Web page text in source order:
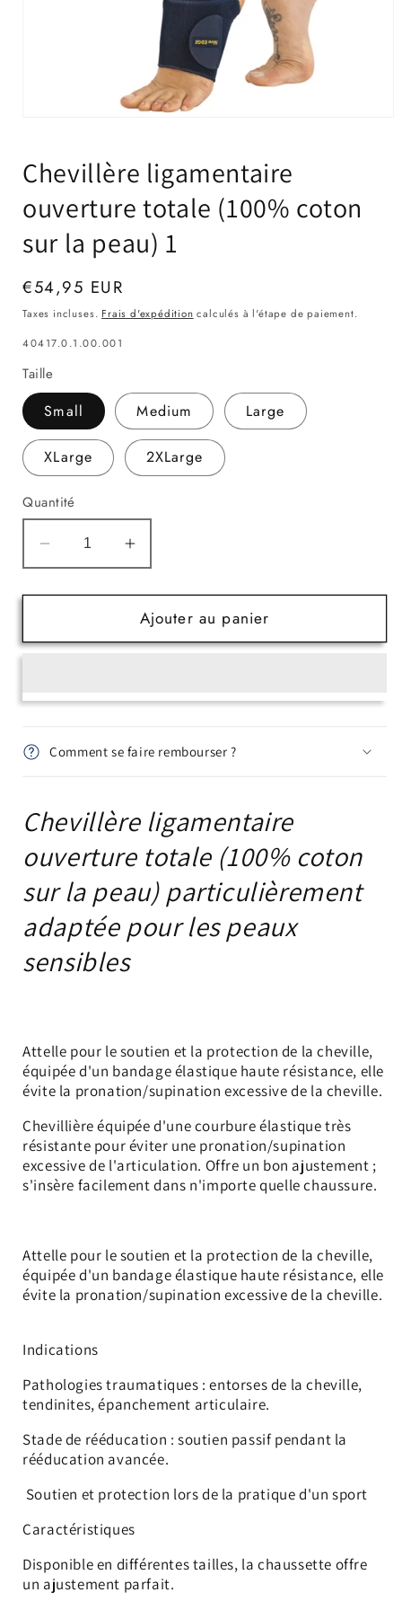
1
dans
fenêtre
modale
Chevillère ligamentaire
ouverture totale (100% coton
sur la peau) 1
Prix
habituel
€54,95 EUR
Taxes incluses. Frais d'expédition calculés à l'étape de paiement.
SKU:
40417.0.1.00.001
Taille
Small Medium Large
XLarge 2XLarge
Quantité
Réduire
la
quantité
Chevillère
totale
coton
peau)
1
Augmenter
la
quantité
de
Chevillère
totale
coton
peau)
1
Ajouter au panier
Comment se faire rembourser ?
Chevillère ligamentaire
ouverture totale (100% coton
sur la peau) particulièrement
adaptée pour les peaux
sensibles
Attelle pour le soutien et la protection de la cheville,
équipée d'un bandage élastique haute résistance, elle
évite la pronation/supination excessive de la cheville.
Chevillière équipée d'une courbure élastique très
résistante pour éviter une pronation/supination
excessive de l'articulation. Offre un bon ajustement ;
s'insère facilement dans n'importe quelle chaussure.
Attelle pour le soutien et la protection de la cheville,
équipée d'un bandage élastique haute résistance, elle
évite la pronation/supination excessive de la cheville.
Indications
Pathologies traumatiques : entorses de la cheville,
tendinites, épanchement articulaire.
Stade de rééducation : soutien passif pendant la
rééducation avancée.
Soutien et protection lors de la pratique d'un sport
Caractéristiques
Disponible en différentes tailles, la chaussette offre
un ajustement parfait.